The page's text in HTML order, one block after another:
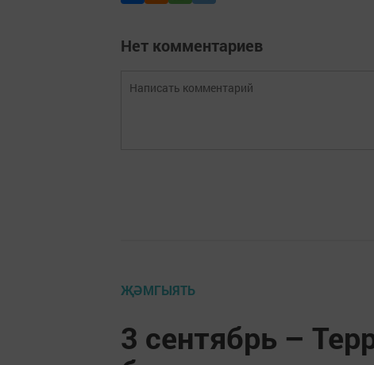
Нет комментариев
ҖӘМГЫЯТЬ
3 сентябрь –